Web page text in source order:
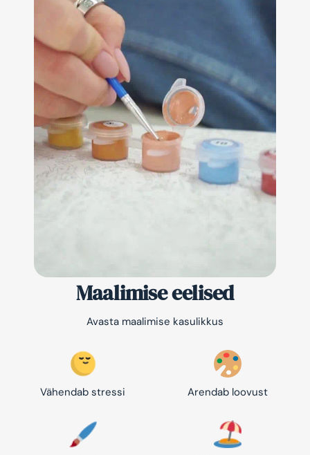
Maalimise eelised
Avasta maalimise kasulikkus
Vähendab stressi Arendab loovust